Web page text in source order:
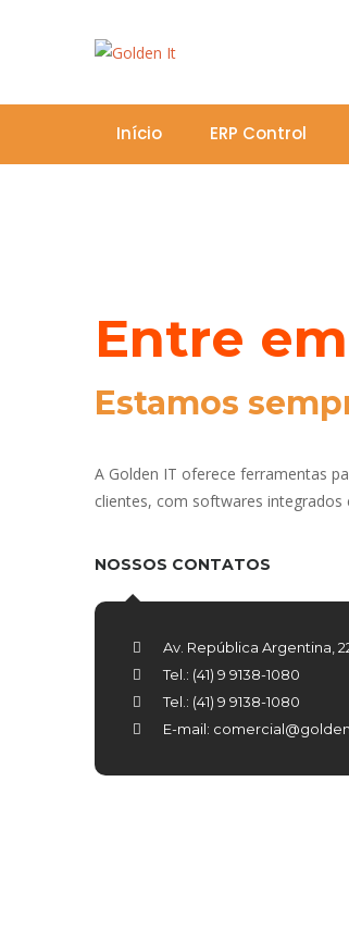
Início ERP Control
Entre
Estamos
A Golden IT oferece ferramentas
clientes, com softwares integrados
NOSSOS CONTATOS
Av. República Argentina,
Tel.: (41) 9 9138-1080
Tel.: (41) 9 9138-1080
E-mail: